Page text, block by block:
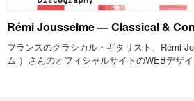
Rémi Jousselme — Classical &
フランスのクラシカル・ギタリスト、Rémi
ム ）さんのオフィシャルサイトのWEBデザ